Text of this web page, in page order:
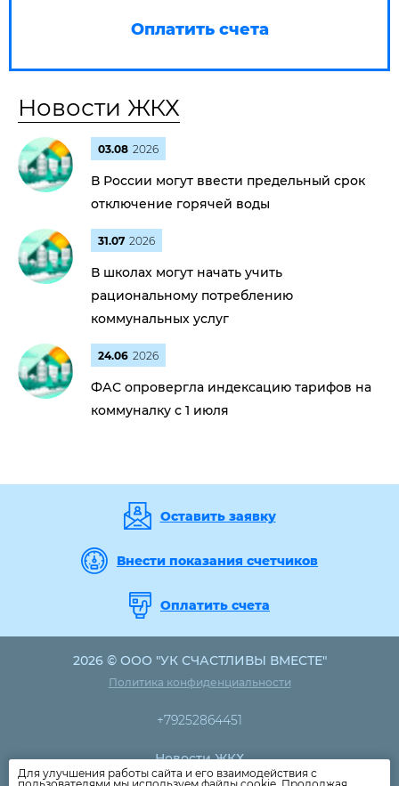
Оплатить счета
Новости ЖКХ
03.08 2026
В России могут ввести предельный срок
отключение горячей воды
31.07 2026
В школах могут начать учить
рациональному потреблению
коммунальных услуг
24.06 2026
ФАС опровергла индексацию тарифов на
коммуналку с 1 июля
Оставить заявку
Внести показания счетчиков
Оплатить счета
2026 © ООО "УК СЧАСТЛИВЫ ВМЕСТЕ"
Политика конфиденциальности
+79252864451
Новости ЖКХ
Новости компании
Для улучшения работы сайта и его взаимодействия с